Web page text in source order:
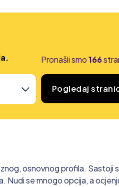
Pronašli smo166
Pogledaj
osnovnog profila. Sastoji
Nudi se mnogo opcija, a